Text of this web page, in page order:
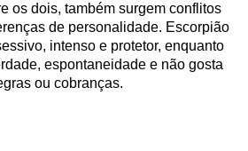
os dois, também surgem conflitos
de personalidade. Escorpião
intenso e protetor, enquanto
espontaneidade e não gosta
ou cobranças.